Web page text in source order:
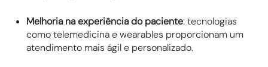
Melhoria na experiência do paciente: tecnologias
como telemedicina e wearables proporcionam um
atendimento mais ágil e personalizado.